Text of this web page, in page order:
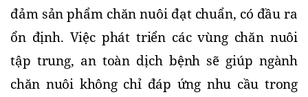
đảm sản phẩm chăn nuôi đạt chuẩn, có đầu ra
ổn định. Việc phát triển các vùng chăn nuôi
tập trung, an toàn dịch bệnh sẽ giúp ngành
chăn nuôi không chỉ đáp ứng nhu cầu trong